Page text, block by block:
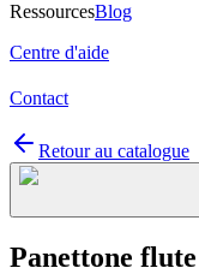
RessourcesBlog
Centre d'aide
Contact
Retour au catalogue
Panettone flute